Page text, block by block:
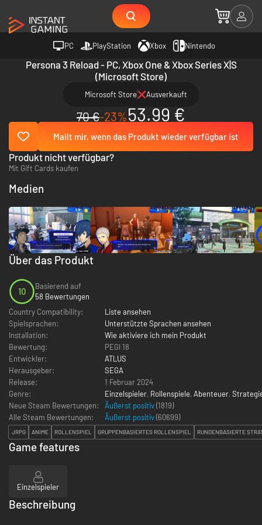
PC PlayStation Xbox Nintendo
Persona 3 Reload - PC, Xbox One & Xbox Series X|S
(Microsoft Store)
Microsoft Store Ausverkauft
70 €-23%53.99 €
Mailt mir, wenn das Produkt wieder verfügbar ist
Produkt nicht verfügbar?
Mit Gift Cards kaufen
Über das Produkt
10
Basierend auf
58 Bewertungen
Country Compatibility:
Liste ansehen
Spielsprachen:
Unterstützte Sprachen ansehen
Installation:
Wie aktiviere ich mein Produkt
Bewertung:
PEGI 18
Entwickler:
ATLUS
Herausgeber:
SEGA
Release:
1 Februar 2024
Genre:
Einzelspieler, Rollenspiele, Abenteuer,
Neue Steam Bewertungen:
Äußerst positiv(1819)
Alle Steam Bewertungen:
Äußerst positiv(60699)
JRPG ANIME ROLLENSPIEL GRUPPENBASIERTES ROLLENSPIEL RUNDENBASIERTE
Medien
Game features
Einzelspieler
Beschreibung